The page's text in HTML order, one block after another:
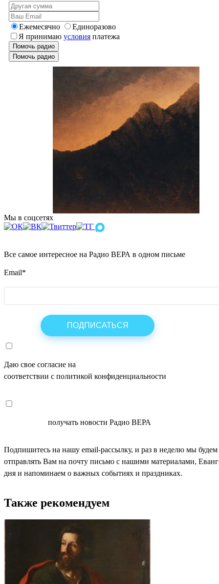
Ежемесячно
Единоразово
Я принимаю условия платежа
Помочь радио
Помочь радио
Мы в соцсетях
Все самое интересное на Радио ВЕРА в одном письме
Email*
Даю свое согласие на
соответствии с политикой конфиденциальности
получать новости Радио ВЕРА
Подпишитесь на нашу email-рассылку, и раз в неделю мы будем
отправлять Вам на почту письмо с нашими материалами,
дня и напоминаем о важных событиях и праздниках.
Также рекомендуем